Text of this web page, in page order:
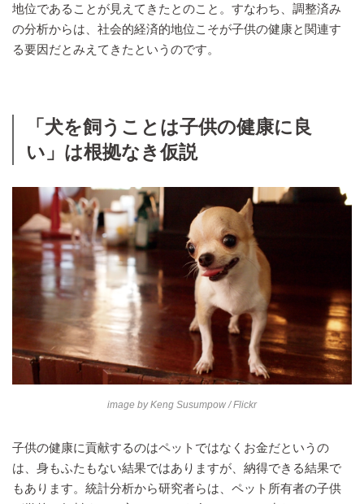
地位であることが見えてきたとのこと。すなわち、調整済み
の分析からは、社会的経済的地位こそが子供の健康と関連す
る要因だとみえてきたというのです。
「犬を飼うことは子供の健康に良
い」は根拠なき仮説
image byKeng Susumpow/ Flickr
子供の健康に貢献するのはペットではなくお金だというの
は、身もふたもない結果ではありますが、納得できる結果で
もあります。統計分析から研究者らは、ペット所有者の子供